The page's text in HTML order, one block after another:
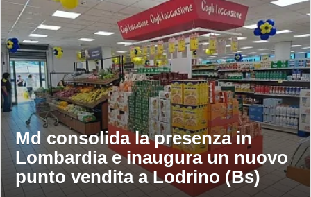
Md consolida la presenza in
Lombardia e inaugura un nuovo
punto vendita a Lodrino (Bs)